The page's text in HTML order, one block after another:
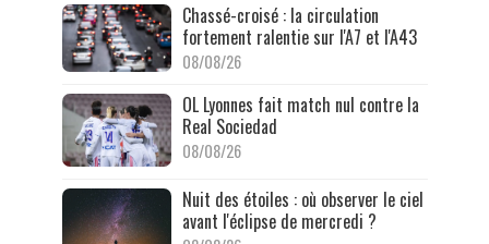
Chassé-croisé : la circulation
fortement ralentie sur l'A7 et l'A43
08/08/26
OL Lyonnes fait match nul contre la
Real Sociedad
08/08/26
Nuit des étoiles : où observer le ciel
avant l'éclipse de mercredi ?